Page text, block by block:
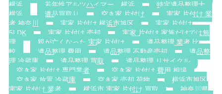
横浜
若年性アルツハイマー 横浜
特定遺品整理士
横浜
遺品買取り 空き家 片付け
実家 片付け 業
者 神奈川
実家 片付け 横浜市旭区
実家 片付け
5LDK
実家 片付け 売却
実家 片付け 家族だけでは無
理
親が亡くなった 実家 片付け
遺品整理 業者 比
較
遺品整理 費用 遺品整理 不動産売却
遺品整
理 冷蔵庫
遺品整理 買取
遺品整理 リサイクル
空き家 片付け 専門業者
空き家 片付け 費用 相場
空き家 放置 冷蔵庫
空き家 売却 荷物
横浜市旭区
実家 片付け 業者
横浜市 実家 片付け 買取
神奈川県